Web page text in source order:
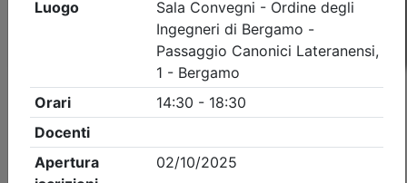
iCal Feed RSS
Dettagli evento
A pagamento